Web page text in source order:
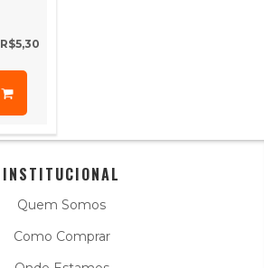
R$5,30
INSTITUCIONAL
Quem Somos
Como Comprar